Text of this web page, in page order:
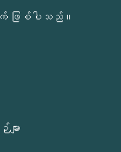
ြစ်ပါသည်။
ား